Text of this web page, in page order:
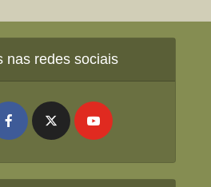
nas redes sociais